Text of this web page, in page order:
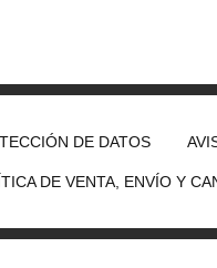
DE DATOS
DE VENTA, ENVÍO Y